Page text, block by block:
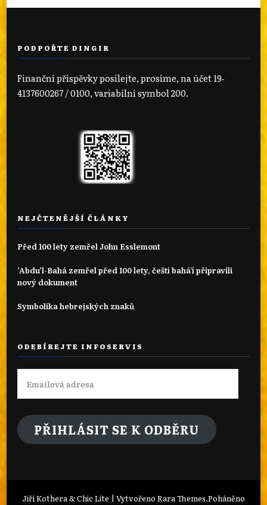
PODPOŘTE DINGIR
Finanční příspěvky posílejte, prosíme, na účet 19‐
4137600267 / 0100, variabilní symbol 200.
NEJČTENĚJŠÍ ČLÁNKY
Před 100 lety zemřel John Esslemont
‘Abdu’l-Bahá zemřel před 100 lety, čeští bahá'í připravili
nový dokument
Symbolika hebrejských znaků
ODEBÍREJTE INFOSERVIS
Emailová
adresa
PŘIHLÁSIT SE K ODBĚRU
Jiří Kothera & Chic Lite | Vytvořeno Rara Themes.Poháněno